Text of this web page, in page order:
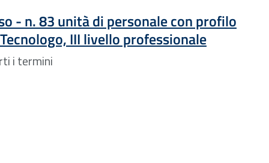
- n. 83 unità di personale con profilo
III livello professionale
i termini